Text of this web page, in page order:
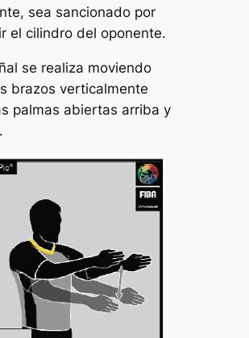
sea sancionado por
el cilindro del oponente.
se realiza moviendo
brazos verticalmente
palmas abiertas arriba y